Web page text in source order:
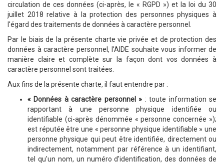
circulation de ces données (ci-après, le « RGPD ») et la loi du 30
juillet 2018 relative à la protection des personnes physiques à
l'égard des traitements de données à caractère personnel.
Par le biais de la présente charte vie privée et de protection des
données à caractère personnel, l’AIDE souhaite vous informer de
manière claire et complète sur la façon dont vos données à
caractère personnel sont traitées.
Aux fins de la présente charte, il faut entendre par :
« Données à caractère personnel » : toute information se
rapportant à une personne physique identifiée ou
identifiable (ci-après dénommée « personne concernée »);
est réputée être une « personne physique identifiable » une
personne physique qui peut être identifiée, directement ou
indirectement, notamment par référence à un identifiant,
tel qu'un nom, un numéro d'identification, des données de